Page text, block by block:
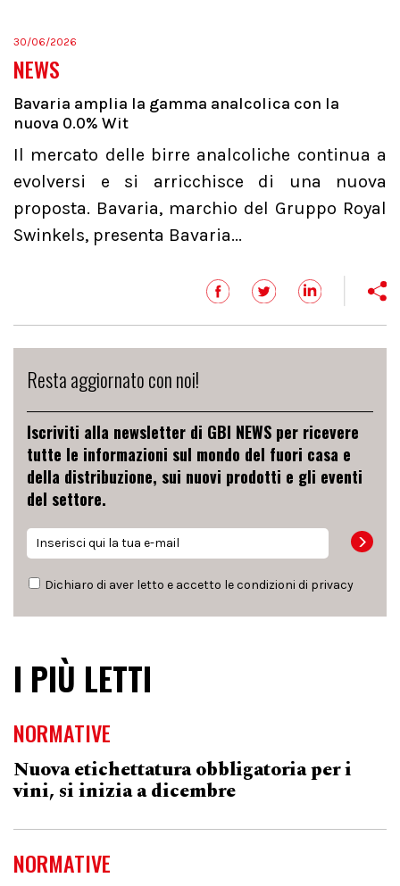
30/06/2026
NEWS
Bavaria amplia la gamma analcolica con la
nuova 0.0% Wit
Il mercato delle birre analcoliche continua a
evolversi e si arricchisce di una nuova
proposta. Bavaria, marchio del Gruppo Royal
Swinkels, presenta Bavaria...
Resta aggiornato con noi!
Iscriviti alla newsletter di GBI NEWS per ricevere
tutte le informazioni sul mondo del fuori casa e
della distribuzione, sui nuovi prodotti e gli eventi
del settore.
Dichiaro di aver letto e accetto le condizioni di privacy
I PIÙ LETTI
NORMATIVE
Nuova etichettatura obbligatoria per i
vini, si inizia a dicembre
NORMATIVE